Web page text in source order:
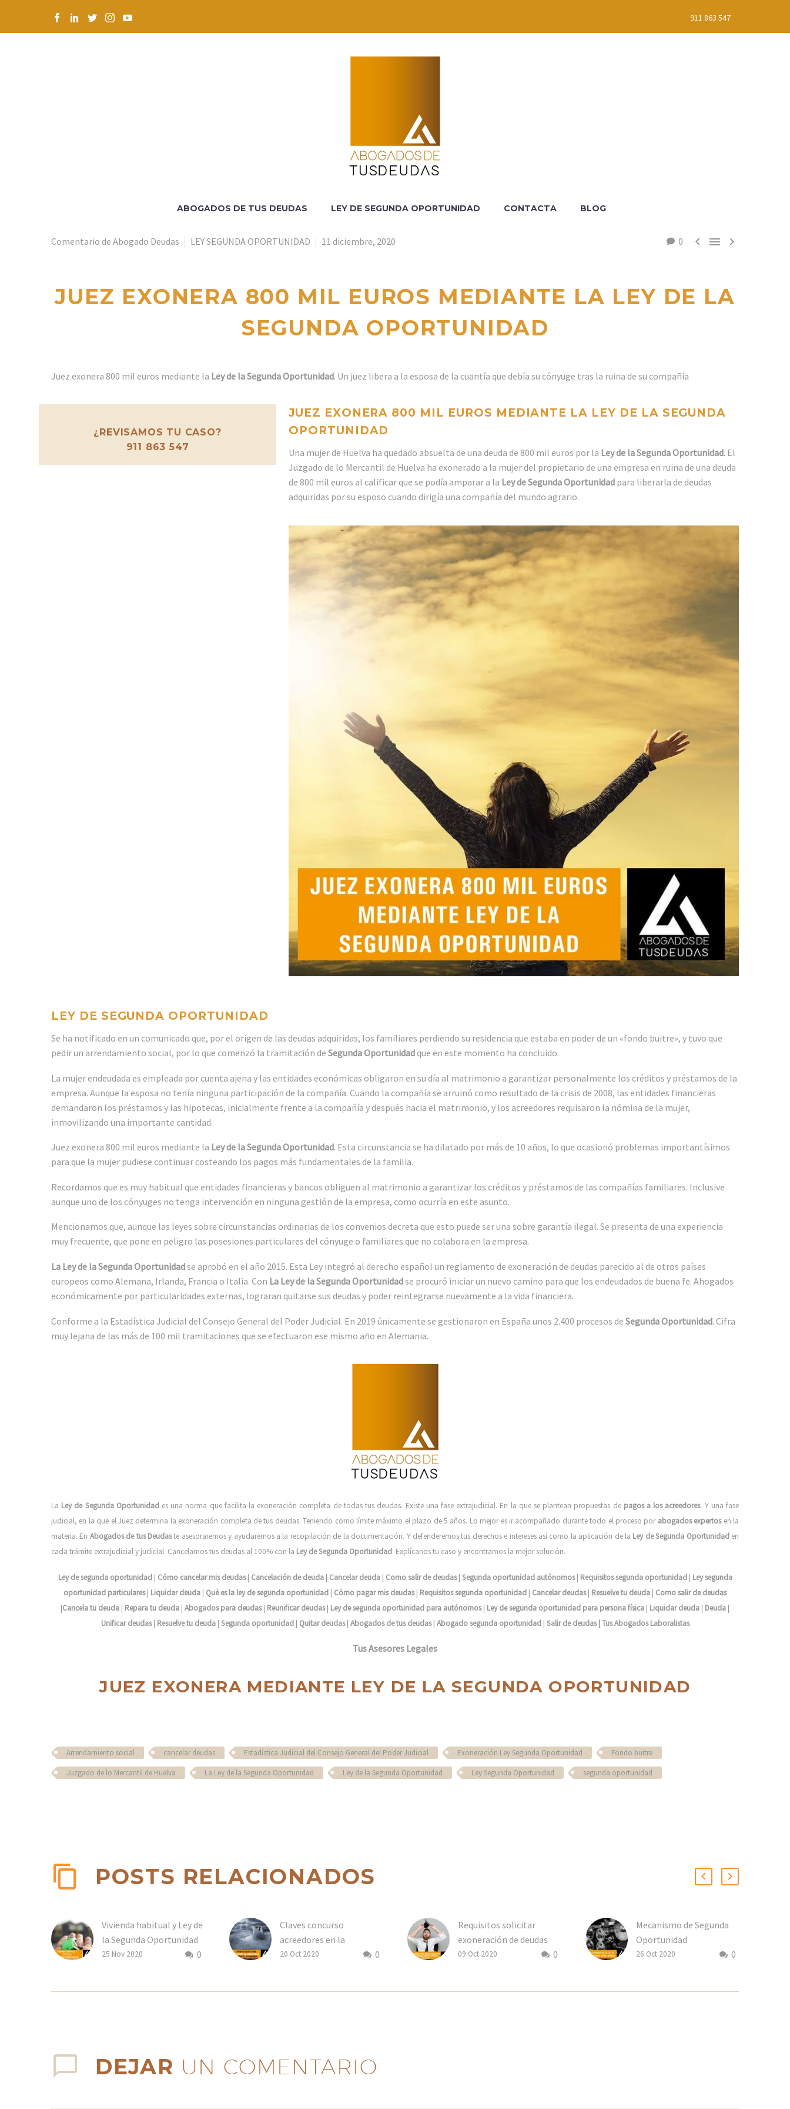
911 863 547
ABOGADOS DE TUS DEUDAS LEY DE SEGUNDA OPORTUNIDAD CONTACTA BLOG
0   
Comentario de Abogado Deudas LEY SEGUNDA OPORTUNIDAD 11 diciembre, 2020
JUEZ EXONERA 800 MIL EUROS MEDIANTE LA LEY DE LA
SEGUNDA OPORTUNIDAD
Juez exonera 800 mil euros mediante la Ley de la Segunda Oportunidad. Un juez libera a la esposa de la cuantía que debía su cónyuge tras la ruina de su compañía
¿REVISAMOS TU CASO?
911 863 547
JUEZ EXONERA 800 MIL EUROS MEDIANTE LA LEY DE LA SEGUNDA
OPORTUNIDAD
Una mujer de Huelva ha quedado absuelta de una deuda de 800 mil euros por la Ley de la Segunda Oportunidad. El
Juzgado de lo Mercantil de Huelva ha exonerado a la mujer del propietario de una empresa en ruina de una deuda
de 800 mil euros al calificar que se podía amparar a la Ley de Segunda Oportunidad para liberarla de deudas
adquiridas por su esposo cuando dirigía una compañía del mundo agrario.
LEY DE SEGUNDA OPORTUNIDAD
Se ha notificado en un comunicado que, por el origen de las deudas adquiridas, los familiares perdiendo su residencia que estaba en poder de un «fondo buitre», y tuvo que
pedir un arrendamiento social, por lo que comenzó la tramitación de Segunda Oportunidadque en este momento ha concluido.
La mujer endeudada es empleada por cuenta ajena y las entidades económicas obligaron en su día al matrimonio a garantizar personalmente los créditos y préstamos de la
empresa. Aunque la esposa no tenía ninguna participación de la compañía. Cuando la compañía se arruinó como resultado de la crisis de 2008, las entidades financieras
demandaron los préstamos y las hipotecas, inicialmente frente a la compañía y después hacia el matrimonio, y los acreedores requisaron la nómina de la mujer,
inmovilizando una importante cantidad.
Juez exonera 800 mil euros mediante la Ley de la Segunda Oportunidad. Esta circunstancia se ha dilatado por más de 10 años, lo que ocasionó problemas importantísimos
para que la mujer pudiese continuar costeando los pagos más fundamentales de la familia.
Recordamos que es muy habitual que entidades financieras y bancos obliguen al matrimonio a garantizar los créditos y préstamos de las compañías familiares. Inclusive
aunque uno de los cónyuges no tenga intervención en ninguna gestión de la empresa, como ocurría en este asunto.
Mencionamos que, aunque las leyes sobre circunstancias ordinarias de los convenios decreta que esto puede ser una sobre garantía ilegal. Se presenta de una experiencia
muy frecuente, que pone en peligro las posesiones particulares del cónyuge o familiares que no colabora en la empresa.
La Ley de la Segunda Oportunidadse aprobó en el año 2015. Esta Ley integró al derecho español un reglamento de exoneración de deudas parecido al de otros países
europeos como Alemana, Irlanda, Francia o Italia. Con La Ley de la Segunda Oportunidadse procuró iniciar un nuevo camino para que los endeudados de buena fe. Ahogados
económicamente por particularidades externas, lograran quitarse sus deudas y poder reintegrarse nuevamente a la vida financiera.
Conforme a la Estadística Judicial del Consejo General del Poder Judicial. En 2019 únicamente se gestionaron en España unos 2.400 procesos de Segunda Oportunidad. Cifra
muy lejana de las más de 100 mil tramitaciones que se efectuaron ese mismo año en Alemania.
La Ley de Segunda Oportunidades una norma que facilita la exoneración completa de todas tus deudas. Existe una fase extrajudicial. En la que se plantean propuestas de pagos a los acreedores. Y una fase
judicial, en la que el Juez determina la exoneración completa de tus deudas. Teniendo como límite máximo el plazo de 5 años. Lo mejor es ir acompañado durante todo el proceso por abogados expertosen la
materia. En Abogados de tus Deudaste asesoraremos y ayudaremos a la recopilación de la documentación. Y defenderemos tus derechos e intereses así como la aplicación de la Ley de Segunda Oportunidaden
cada trámite extrajudicial y judicial. Cancelamos tus deudas al 100% con la Ley de Segunda Oportunidad. Explícanos tu caso y encontramos la mejor solución.
Ley de segunda oportunidad| Cómo cancelar mis deudas| Cancelación de deuda| Cancelar deuda| Como salir de deudas| Segunda oportunidad autónomos| Requisitos segunda oportunidad| Ley segunda
oportunidad particulares| Liquidar deuda | Qué es la ley de segunda oportunidad | Cómo pagar mis deudas| Requisitos segunda oportunidad | Cancelar deudas| Resuelve tu deuda | Como salir de deudas
|Cancela tu deuda | Repara tu deuda | Abogados para deudas| Reunificar deudas| Ley de segunda oportunidad para autónomos| Ley de segunda oportunidad para persona física | Liquidar deuda | Deuda |
Unificar deudas| Resuelve tu deuda| Segunda oportunidad| Quitar deudas| Abogados de tus deudas| Abogado segunda oportunidad| Salir de deudas |Tus Abogados Laboralistas
Tus Asesores Legales
JUEZ EXONERA MEDIANTE LEY DE LA SEGUNDA OPORTUNIDAD
Arrendamiento social cancelar deudas Estadística Judicial del Consejo General del Poder Judicial Exoneración Ley Segunda Oportunidad
Fondo buitre
Juzgado de lo Mercantil de Huelva
La Ley de la Segunda Oportunidad Ley de la Segunda Oportunidad Ley Segunda Oportunidad segunda oportunidad
POSTS RELACIONADOS
Vivienda habitual y Ley de
la Segunda Oportunidad
0
25 Nov 2020
Claves concurso
acreedores en la
pandemia
0
20 Oct 2020
Requisitos solicitar
exoneración de deudas
0
09 Oct 2020
Mecanismo de Segunda
Oportunidad
0
26 Oct 2020
DEJAR UN COMENTARIO